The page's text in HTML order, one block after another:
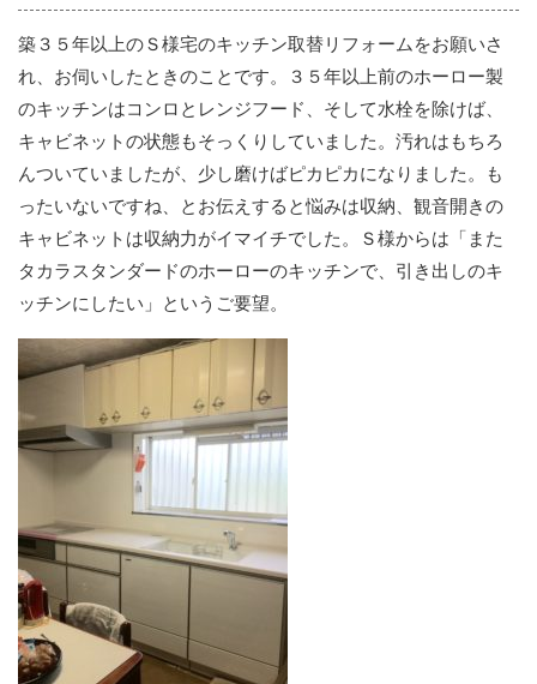
築３５年以上のＳ様宅のキッチン取替リフォームをお願いさ
れ、お伺いしたときのことです。３５年以上前のホーロー製
のキッチンはコンロとレンジフード、そして水栓を除けば、
キャビネットの状態もそっくりしていました。汚れはもちろ
んついていましたが、少し磨けばピカピカになりました。も
ったいないですね、とお伝えすると悩みは収納、観音開きの
キャビネットは収納力がイマイチでした。Ｓ様からは「また
タカラスタンダードのホーローのキッチンで、引き出しのキ
ッチンにしたい」というご要望。